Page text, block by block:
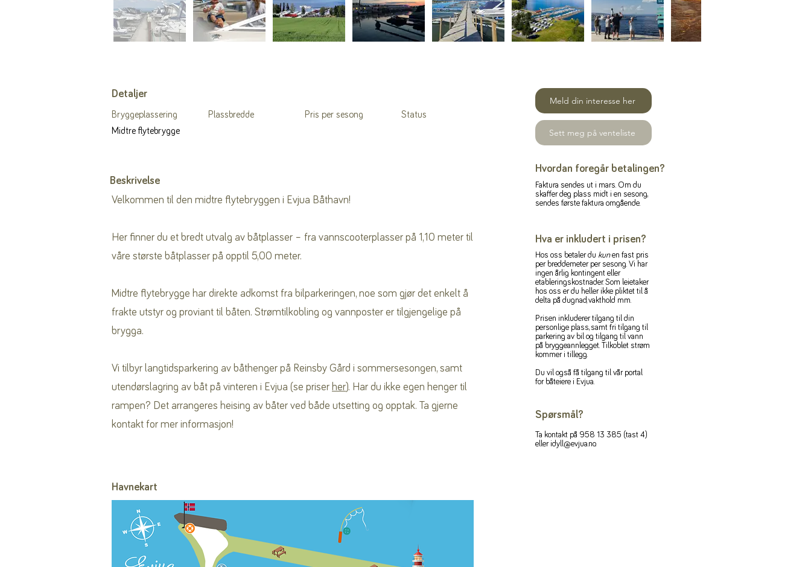
Detaljer
Bryggeplassering Plassbredde Pris per sesong
Status
Midtre flytebrygge
Meld din interesse her
Sett meg på venteliste
Hvordan foregår betalingen?
Beskrivelse
Velkommen til den midtre flytebryggen i Evjua Båthavn!
Her finner du et bredt utvalg av båtplasser – fra vannscooterplasser på 1,10 meter til
våre største båtplasser på opptil 5,00 meter.
Midtre flytebrygge har direkte adkomst fra bilparkeringen, noe som gjør det enkelt å
frakte utstyr og proviant til båten. Strømtilkobling og vannposter er tilgjengelige på
brygga.
Vi tilbyr langtidsparkering av båthenger på Reinsby Gård i sommersesongen, samt
utendørslagring av båt på vinteren i Evjua (se priser her). Har du ikke egen henger til
rampen? Det arrangeres heising av båter ved både utsetting og opptak. Ta gjerne
kontakt for mer informasjon!
Faktura sendes ut i mars. Om du
skaffer deg plass midt i en sesong,
sendes første faktura omgående.
Hva er inkludert i prisen?
Hos oss betaler du kunen fast pris
per breddemeter per sesong. Vi har
ingen årlig kontingent eller
etableringskostnader. Som leietaker
hos oss er du heller ikke pliktet til å
delta på dugnad, vakthold mm.
Prisen inkluderer tilgang til din
personlige plass, samt fri tilgang til
parkering av bil og tilgang til vann
på bryggeannlegget. Tilkoblet strøm
kommer i tillegg.
Du vil også få tilgang til vår portal
for båteiere i Evjua.
Spørsmål?
Ta kontakt på 958 13 385 (tast 4)
eller idyll@evjua.no.
Havnekart